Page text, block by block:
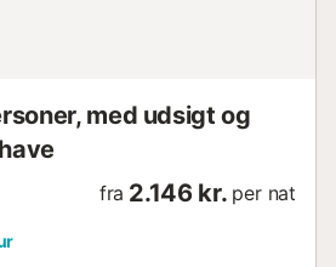
med udsigt og
fra 2.146 kr. per nat